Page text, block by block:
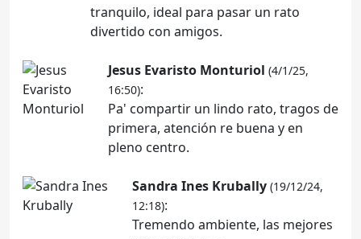
tranquilo, ideal para pasar un rato
divertido con amigos.
Jesus Evaristo Monturiol (4/1/25,
16:50):
Pa' compartir un lindo rato, tragos de
primera, atención re buena y en
pleno centro.
Sandra Ines Krubally (19/12/24,
12:18):
Tremendo ambiente, las mejores